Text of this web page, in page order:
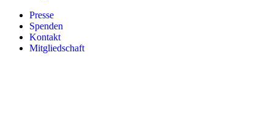
Presse
Spenden
Kontakt
Mitgliedschaft